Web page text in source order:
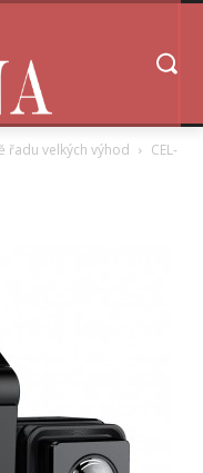
řadu velkých výhod
CEL-